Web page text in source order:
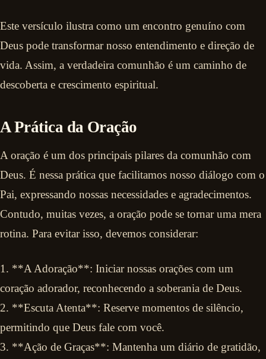
Este versículo ilustra como um encontro genuíno com
Deus pode transformar nosso entendimento e direção de
vida. Assim, a verdadeira comunhão é um caminho de
descoberta e crescimento espiritual.
A Prática da Oração
A oração é um dos principais pilares da comunhão com
Deus. É nessa prática que facilitamos nosso diálogo com o
Pai, expressando nossas necessidades e agradecimentos.
Contudo, muitas vezes, a oração pode se tornar uma mera
rotina. Para evitar isso, devemos considerar:
1. **A Adoração**: Iniciar nossas orações com um
coração adorador, reconhecendo a soberania de Deus.
2. **Escuta Atenta**: Reserve momentos de silêncio,
permitindo que Deus fale com você.
3. **Ação de Graças**: Mantenha um diário de gratidão,